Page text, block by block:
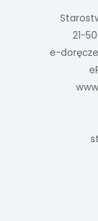
21-
e-